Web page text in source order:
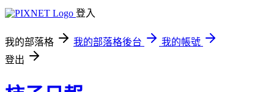
登入
我的部落格 我的部落格後台
我的帳號
登出